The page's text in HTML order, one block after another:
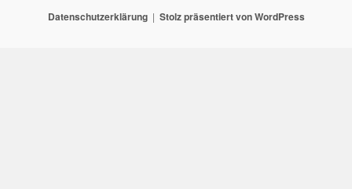
Datenschutzerklärung Stolz präsentiert von WordPress